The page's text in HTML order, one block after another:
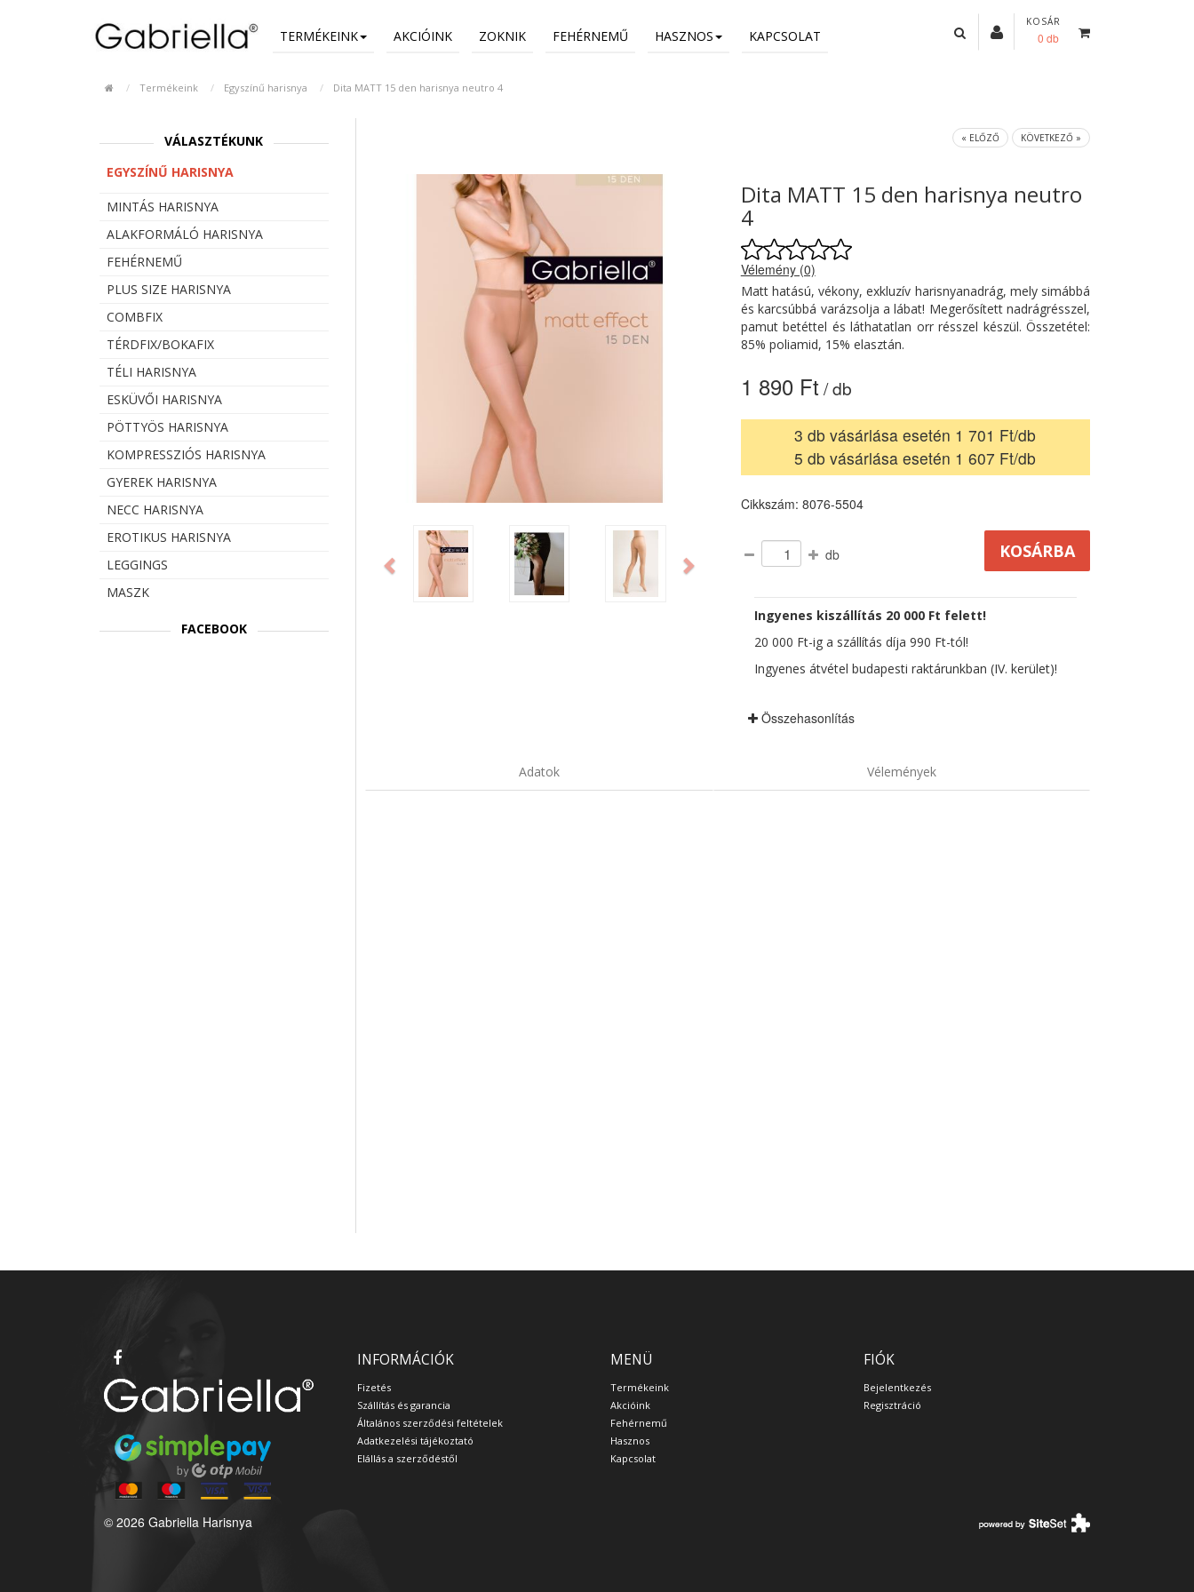
TERMÉKEINK AKCIÓINK ZOKNIK FEHÉRNEMŰ HASZNOS KAPCSOLAT
KOSÁR
0 db
Termékeink Egyszínű harisnya Dita MATT 15 den harisnya neutro 4
VÁLASZTÉKUNK
EGYSZÍNŰ HARISNYA
MINTÁS HARISNYA
ALAKFORMÁLÓ HARISNYA
FEHÉRNEMŰ
PLUS SIZE HARISNYA
COMBFIX
TÉRDFIX/BOKAFIX
TÉLI HARISNYA
ESKÜVŐI HARISNYA
PÖTTYÖS HARISNYA
KOMPRESSZIÓS HARISNYA
GYEREK HARISNYA
NECC HARISNYA
EROTIKUS HARISNYA
LEGGINGS
MASZK
FACEBOOK
« ELŐZŐ KÖVETKEZŐ »
Previous
Dita MATT 15 den harisnya neutro
4
Vélemény (0)
Matt hatású, vékony, exkluzív harisnyanadrág, mely simábbá
és karcsúbbá varázsolja a lábat! Megerősített nadrágrésszel,
pamut betéttel és láthatatlan orr résszel készül. Összetétel:
85% poliamid, 15% elasztán.
1 890 Ft / db
3 db vásárlása esetén 1 701 Ft/db
5 db vásárlása esetén 1 607 Ft/db
Cikkszám: 8076-5504
db
Ingyenes kiszállítás 20 000 Ft felett!
20 000 Ft-ig a szállítás díja 990 Ft-tól!
Ingyenes átvétel budapesti raktárunkban (IV. kerület)!
Összehasonlítás
Adatok Vélemények
INFORMÁCIÓK
Fizetés
Szállítás és garancia
Általános szerződési feltételek
Adatkezelési tájékoztató
Elállás a szerződéstől
MENÜ
Termékeink
Akcióink
Fehérnemű
Hasznos
Kapcsolat
FIÓK
Bejelentkezés
Regisztráció
© 2026 Gabriella Harisnya